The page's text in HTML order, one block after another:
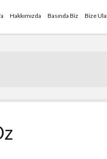
Hakkımızda Basında Biz Bize